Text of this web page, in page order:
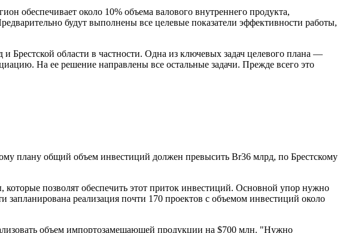
обеспечивает около 10% объема валового внутреннего продукта,
будут выполнены все целевые показатели эффективности работы,
Брестской области в частности. Одна из ключевых задач целевого плана —
На ее решение направлены все остальные задачи. Прежде всего это
плану общий объем инвестиций должен превысить Br36 млрд, по Брестскому
которые позволят обеспечить этот приток инвестиций. Основной упор нужно
реализация почти 170 проектов с объемом инвестиций около
объем импортозамещающей продукции на $700 млн. "Нужно